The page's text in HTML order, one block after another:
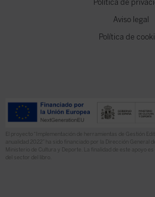
Política de
Aviso legal
Política de
El proyecto “Implementación de herramientas de Gestión
anualidad 2022” ha sido financiado por la Dirección General
Ministerio de Cultura y Deporte. La finalidad de este apoyo
del sector del libro.